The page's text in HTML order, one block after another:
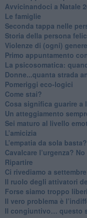
​Avvicinandoci a Natale
Le famiglie
Seconda tappa nelle
​Storia della persona
Violenze di (ogni) genere
​Primo appuntamento
La psicosomatica:
Donne...quanta strada
​Pomeriggi eco-logici
​Come stai?
Cosa significa guarire a
​Un atteggiamento
​Sei maturo al livello
​L’amicizia
​L’empatia da sola basta?
​Cavalcare l’urgenza?
Ripartire
​Ci rivediamo a
​Il ruolo degli attivatori
​Forse siamo troppo liberi
​Il vero problema è
​Il congiuntivo… questo